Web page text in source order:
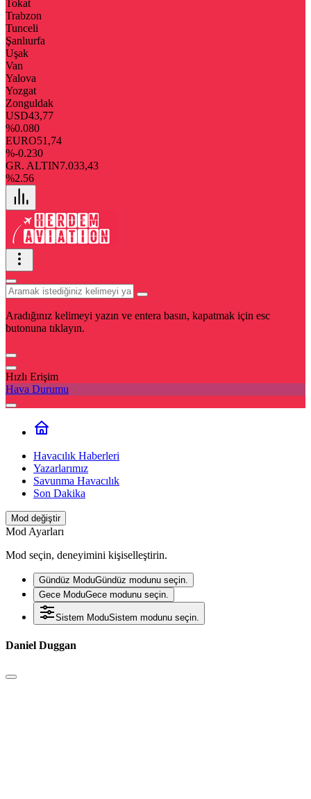
Tokat
Trabzon
Tunceli
Şanlıurfa
Uşak
Van
Yalova
Yozgat
Zonguldak
USD43,77
%0.080
EURO51,74
%-0.230
GR. ALTIN7.033,43
%2.56
Aradığınız kelimeyi yazın ve entera basın, kapatmak için esc
butonuna tıklayın.
Hızlı Erişim
Hava Durumu
Havacılık Haberleri
Yazarlarımız
Savunma Havacılık
Son Dakika
Mod değiştir
Mod Ayarları
Mod seçin, deneyimini kişiselleştirin.
Gündüz ModuGündüz modunu seçin.
Gece ModuGece modunu seçin.
Sistem ModuSistem modunu seçin.
Daniel Duggan